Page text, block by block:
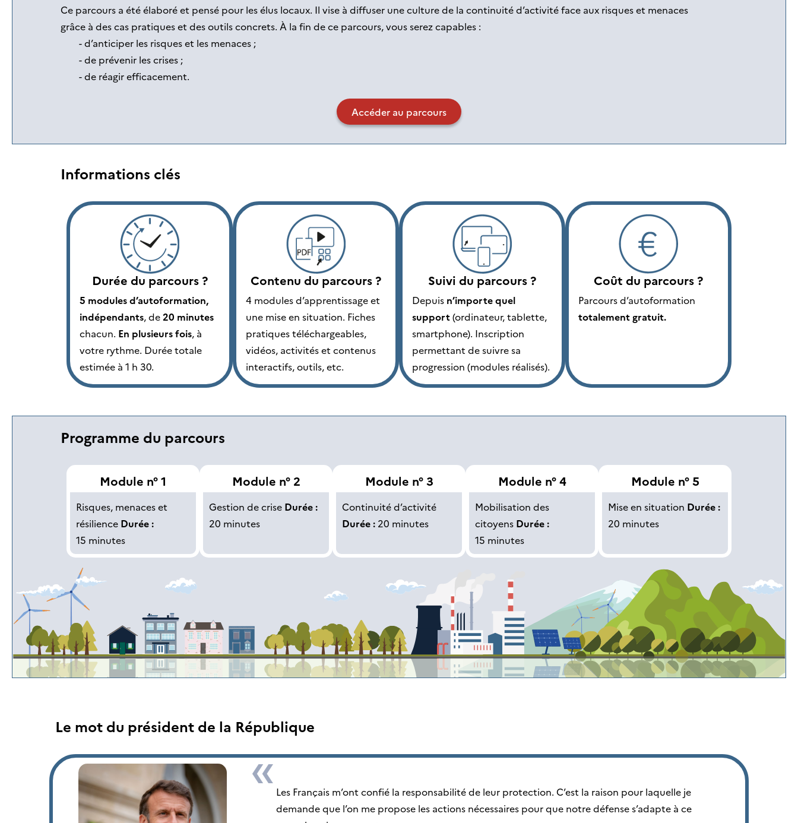
Ce parcours a été élaboré et pensé pour les élus locaux. Il vise à diffuser une culture de la continuité d’activité face aux risques et menaces
grâce à des cas pratiques et des outils concrets. À la fin de ce parcours, vous serez capables :
d’anticiper les risques et les menaces ;
de prévenir les crises ;
de réagir efficacement.
Accéder au parcours
Informations clés
Durée du parcours ?
5 modules d’autoformation,
indépendants, de20 minutes
chacun. En plusieurs fois, à
votre rythme. Durée totale
estimée à 1 h 30.
Contenu du parcours ?
4 modules d’apprentissage et
une mise en situation. Fiches
pratiques téléchargeables,
vidéos, activités et contenus
interactifs, outils, etc.
Suivi du parcours ?
Depuis n’importe quel
support(ordinateur, tablette,
smartphone)​. Inscription
permettant de suivre sa
progression (modules réalisés).
Coût du parcours ?
Parcours d’autoformation
totalement gratuit.
Programme du parcours
Module n° 1
Risques, menaces et
résilience Durée :
15 minutes
Module n° 2
Gestion de crise Durée :
20 minutes
Module n° 3
Continuité d’activité
Durée : 20 minutes
Module n° 4
Mobilisation des
citoyens Durée :
15 minutes
Module n° 5
Mise en situation Durée :
20 minutes
Le mot du président de la République
Les Français m’ont confié la responsabilité de leur protection. C’est la raison pour laquelle je
demande que l’on me propose les actions nécessaires pour que notre défense s’adapte à ce